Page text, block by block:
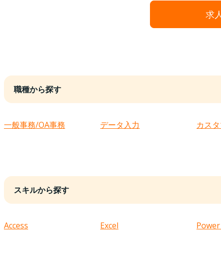
求
職種から探す
一般事務/OA事務 データ入力 カス
スキルから探す
Access Excel